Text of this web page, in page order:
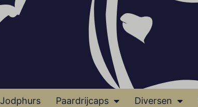
Jodphurs Paardrijcaps Diversen